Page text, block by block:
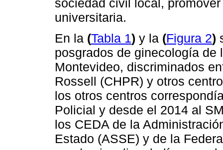
sociedad civil local,
universitaria.
En la (Tabla 1) y la (Figura 2)
posgrados de ginecología de
Montevideo, discriminados
Rossell (CHPR) y otros
los otros centros
Policial y desde el 2014 al
los CEDA de la
Estado (ASSE) y de la